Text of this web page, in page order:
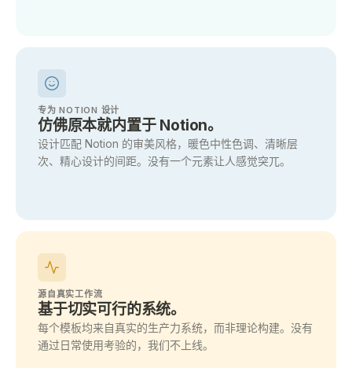
专为 NOTION 设计
仿佛原本就内置于 Notion。
设计匹配 Notion 的审美风格，暖色中性色调、清晰层
次、精心设计的间距。没有一个元素让人感觉突兀。
源自真实工作流
基于切实可行的系统。
每个模板均来自真实的生产力系统，而非理论构建。没有
通过日常使用考验的，我们不上线。